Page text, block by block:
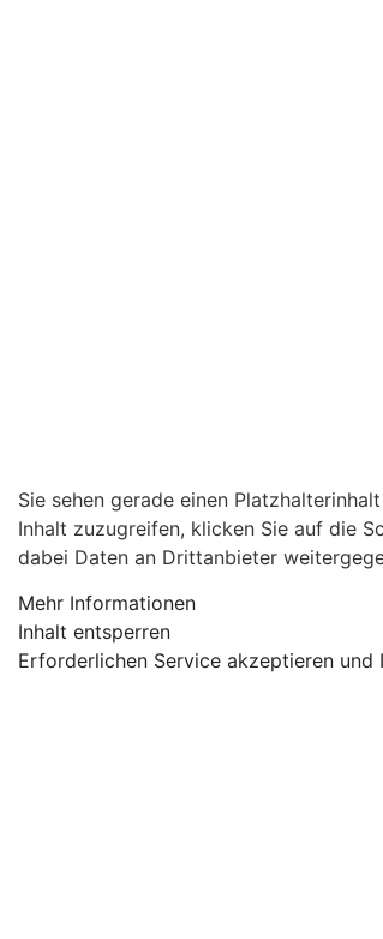
Sie sehen gerade einen
Inhalt zuzugreifen, klicken Sie auf die
dabei Daten an Drittanbieter
Mehr Informationen
Inhalt entsperren
Erforderlichen Service akzeptieren und